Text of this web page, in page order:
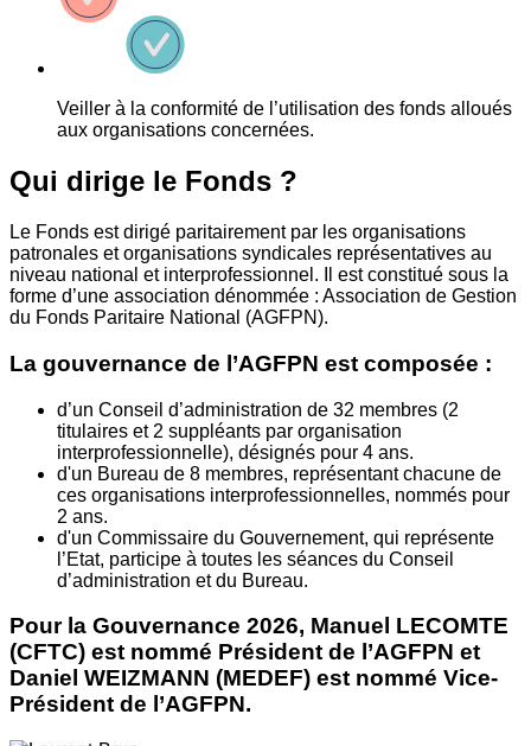
Veiller à la conformité de l’utilisation des fonds alloués
aux organisations concernées.
Qui dirige le Fonds ?
Le Fonds est dirigé paritairement par les organisations
patronales et organisations syndicales représentatives au
niveau national et interprofessionnel. Il est constitué sous la
forme d’une association dénommée : Association de Gestion
du Fonds Paritaire National (AGFPN).
La gouvernance de l’AGFPN est composée :
d’un Conseil d’administration de 32 membres (2
titulaires et 2 suppléants par organisation
interprofessionnelle), désignés pour 4 ans.
d'un Bureau de 8 membres, représentant chacune de
ces organisations interprofessionnelles, nommés pour
2 ans.
d'un Commissaire du Gouvernement, qui représente
l’Etat, participe à toutes les séances du Conseil
d’administration et du Bureau.
Pour la Gouvernance 2026, Manuel LECOMTE
(CFTC) est nommé Président de l’AGFPN et
Daniel WEIZMANN (MEDEF) est nommé Vice-
Président de l’AGFPN.